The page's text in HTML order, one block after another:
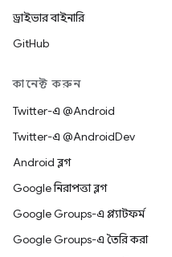
ড্রাইভার বাইনারি
GitHub
কানেক্ট করুন
Twitter-এ @Android
Twitter-এ @AndroidDev
Android ব্লগ
Google নিরাপত্তা ব্লগ
Google Groups-এ প্ল্যাটফর্ম
Google Groups-এ তৈরি করা